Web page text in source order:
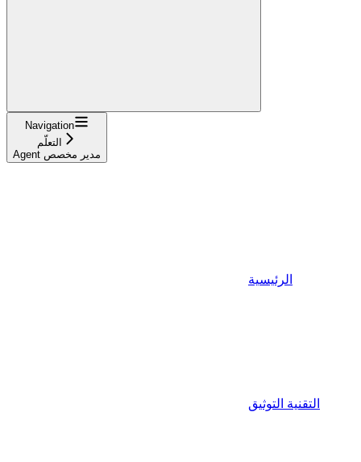
Navigation
التعلّم
Agent مدير مخصص
الرئيسية
التقنية التوثيق